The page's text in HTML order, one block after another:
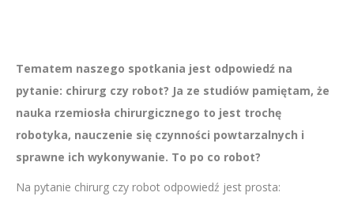
Tematem naszego spotkania jest odpowiedź na
pytanie: chirurg czy robot? Ja ze studiów pamiętam, że
nauka rzemiosła chirurgicznego to jest trochę
robotyka, nauczenie się czynności powtarzalnych i
sprawne ich wykonywanie. To po co robot?
Na pytanie chirurg czy robot odpowiedź jest prosta: